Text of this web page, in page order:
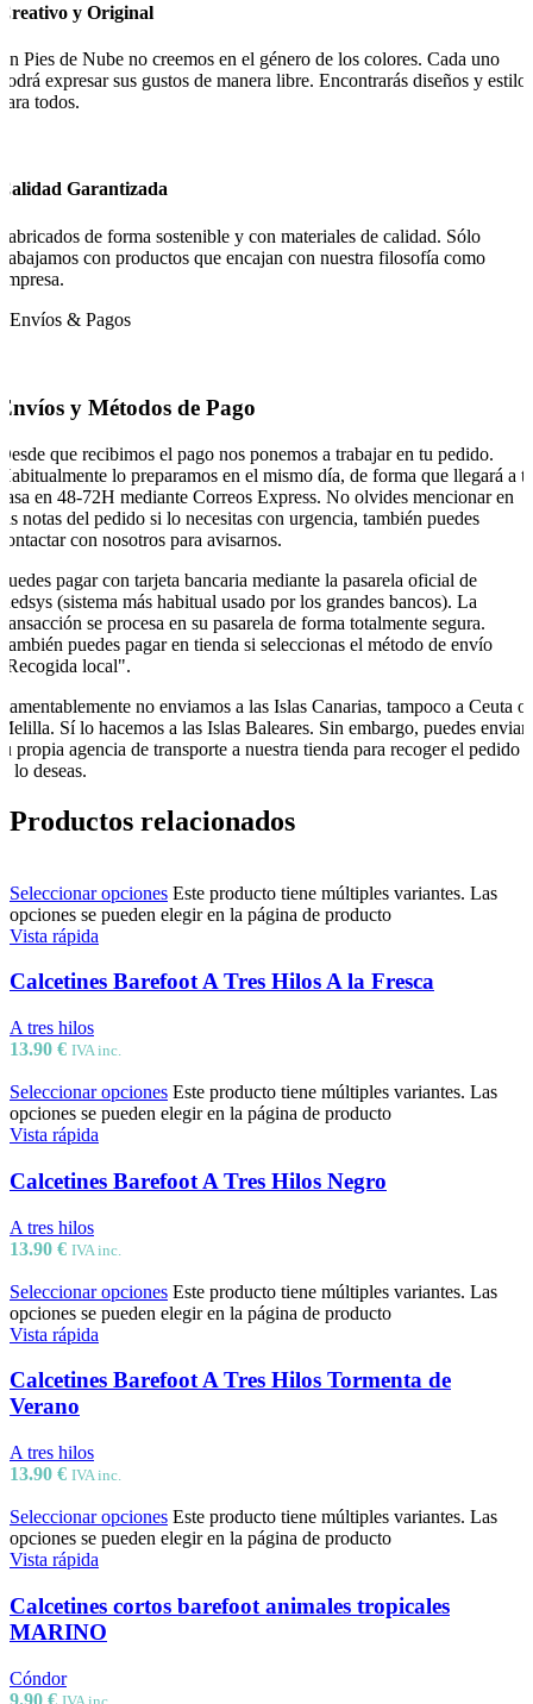
y Original
Pies de Nube no creemos en el género de los colores. Cada uno
expresar sus gustos de manera libre. Encontrarás diseños y estilos
todos.
Garantizada
de forma sostenible y con materiales de calidad. Sólo
con productos que encajan con nuestra filosofía como
Envíos & Pagos
y Métodos de Pago
que recibimos el pago nos ponemos a trabajar en tu pedido.
lo preparamos en el mismo día, de forma que llegará a
en 48-72H mediante Correos Express. No olvides mencionar en
notas del pedido si lo necesitas con urgencia, también puedes
con nosotros para avisarnos.
pagar con tarjeta bancaria mediante la pasarela oficial de
(sistema más habitual usado por los grandes bancos). La
se procesa en su pasarela de forma totalmente segura.
puedes pagar en tienda si seleccionas el método de envío
local".
no enviamos a las Islas Canarias, tampoco a Ceuta o
Sí lo hacemos a las Islas Baleares. Sin embargo, puedes enviar
propia agencia de transporte a nuestra tienda para recoger el pedido
lo deseas.
Productos relacionados
Seleccionar opciones Este producto tiene múltiples variantes. Las
opciones se pueden elegir en la página de producto
Vista rápida
Calcetines Barefoot A Tres Hilos A la Fresca
A tres hilos
13.90 € IVA inc.
Seleccionar opciones Este producto tiene múltiples variantes. Las
opciones se pueden elegir en la página de producto
Vista rápida
Calcetines Barefoot A Tres Hilos Negro
A tres hilos
13.90 € IVA inc.
Seleccionar opciones Este producto tiene múltiples variantes. Las
opciones se pueden elegir en la página de producto
Vista rápida
Calcetines Barefoot A Tres Hilos Tormenta de
Verano
A tres hilos
13.90 € IVA inc.
Seleccionar opciones Este producto tiene múltiples variantes. Las
opciones se pueden elegir en la página de producto
Vista rápida
Calcetines cortos barefoot animales tropicales
MARINO
Cóndor
9.90 €